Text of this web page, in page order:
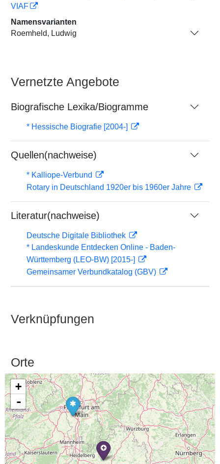
VIAF
Namensvarianten
Roemheld, Ludwig
Vernetzte Angebote
Biografische Lexika/Biogramme
* Hessische Biografie [2004-]
Quellen(nachweise)
* Kalliope-Verbund
Rotary in Deutschland 1920er bis 1960er Jahre
Literatur(nachweise)
Deutsche Digitale Bibliothek
* Landeskunde Entdecken Online - Baden-
Württemberg (LEO-BW) [2015-]
Gemeinsamer Verbundkatalog (GBV)
Verknüpfungen
Orte
+
-